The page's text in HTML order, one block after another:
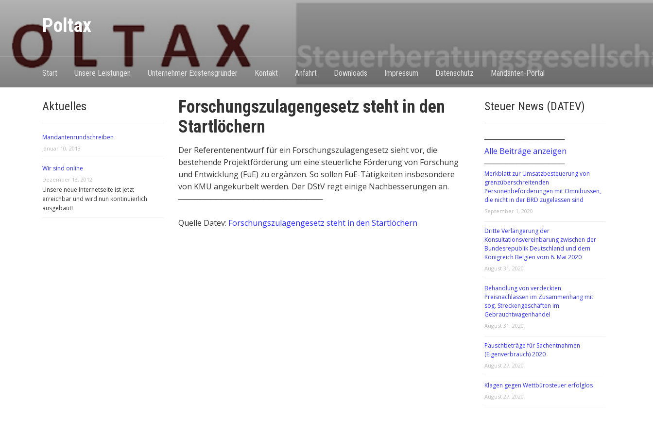
Poltax
Start Unsere Leistungen Unternehmer Existensgründer Kontakt Anfahrt Downloads Impressum Datenschutz Mandanten-Portal
Aktuelles
Mandantenrundschreiben
Januar 10, 2013
Wir sind online
Dezember 13, 2012
Unsere neue Internetseite ist jetzt
erreichbar und wird nun kontinuierlich
ausgebaut!
Forschungszulagengesetz steht in den
Startlöchern
Der Referentenentwurf für ein Forschungszulagengesetz sieht vor, die
bestehende Projektförderung um eine steuerliche Förderung von Forschung
und Entwicklung (FuE) zu ergänzen. So sollen FuE-Tätigkeiten insbesondere
von KMU angekurbelt werden. Der DStV regt einige Nachbesserungen an.
───────────────────────────
Quelle Datev: Forschungszulagengesetz steht in den Startlöchern
Steuer News (DATEV)
───────────────
Alle Beiträge anzeigen
───────────────
Merkblatt zur Umsatzbesteuerung von
grenzüberschreitenden
Personenbeförderungen mit Omnibussen,
die nicht in der BRD zugelassen sind
September 1, 2020
Dritte Verlängerung der
Konsultationsvereinbarung zwischen der
Bundesrepublik Deutschland und dem
Königreich Belgien vom 6. Mai 2020
August 31, 2020
Behandlung von verdeckten
Preisnachlässen im Zusammenhang mit
sog. Streckengeschäften im
Gebrauchtwagenhandel
August 31, 2020
Pauschbeträge für Sachentnahmen
(Eigenverbrauch) 2020
August 27, 2020
Klagen gegen Wettbürosteuer erfolglos
August 27, 2020